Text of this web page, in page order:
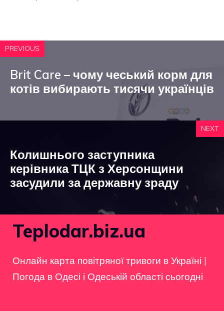
PREVIOUS
Brit Care – чому чеський корм для
котів вибирають тисячи українців
NEXT
Колишнього заступника
керівника ТЦК з Херсонщини
засудили за державну зраду
Teplodar.biz.ua
Онлайн карта повітряної тривоги в Україні |
Погода в Одесі і Одеській області сьогодні